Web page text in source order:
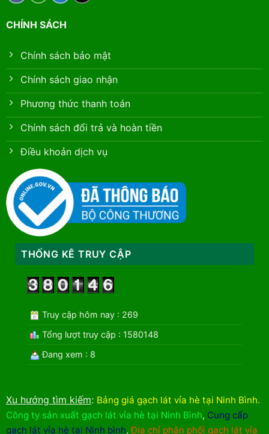
CHÍNH SÁCH
Chính sách bảo mật
Chính sách giao nhận
Phương thức thanh toán
Chính sách đổi trả và hoàn tiền
Điều khoản dịch vụ
THỐNG KÊ TRUY CẬP
Truy cập hôm nay : 269
Tổng lượt truy cập : 1580148
Đang xem : 8
Xu hướng tìm kiếm: Bảng giá gạch lát vỉa hè tại Ninh Bình.
Công ty sản xuất gạch lát vỉa hè tại Ninh Bình, Cung cấp
gạch lát vỉa hè tại Ninh bình,Địa chỉ phân phối gạch lát vỉa